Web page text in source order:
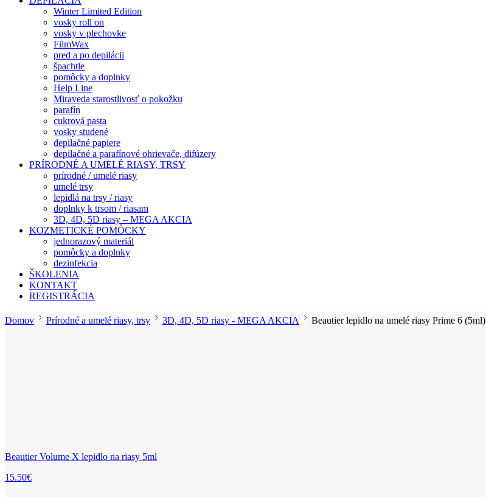
Winter Limited Edition
vosky roll on
vosky v plechovke
FilmWax
pred a po depilácii
špachtle
pomôcky a doplnky
Help Line
Miraveda starostlivosť o pokožku
parafín
cukrová pasta
vosky studené
depilačné papiere
depilačné a parafínové ohrievače, difúzery
PRÍRODNÉ A UMELÉ RIASY, TRSY
prírodné / umelé riasy
umelé trsy
lepidlá na trsy / riasy
doplnky k trsom / riasam
3D, 4D, 5D riasy – MEGA AKCIA
KOZMETICKÉ POMÔCKY
jednorazový materiál
pomôcky a doplnky
dezinfekcia
ŠKOLENIA
KONTAKT
REGISTRÁCIA
Domov Prírodné a umelé riasy, trsy 3D, 4D, 5D riasy - MEGA AKCIA Beautier lepidlo na umelé riasy Prime 6 (5ml)
Beautier Volume X lepidlo na riasy 5ml
15.50€